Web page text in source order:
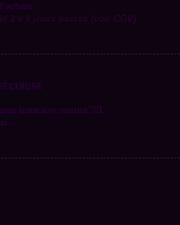
3 à 9 jours ouvrés (voir CGV)
bancaire secure 3D.